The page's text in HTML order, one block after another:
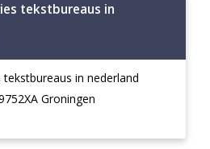
tekstbureaus in
in nederland
Groningen